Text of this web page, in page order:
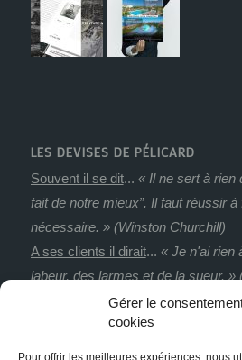
Gérer le
cookies
Pour offrir les meilleures expériences, nous
LES DEVISES DE PÉLICARD
Souvent il se dit... « Il ne sert à rien
fait de notre mieux”. Il faut réussir
nécessaire. » (Winston Churchill)
A ses clients il dirait... « Je n'ai rien
labeur, des larmes et de la sueur. »
« Dans le noir, toutes les couleurs
...